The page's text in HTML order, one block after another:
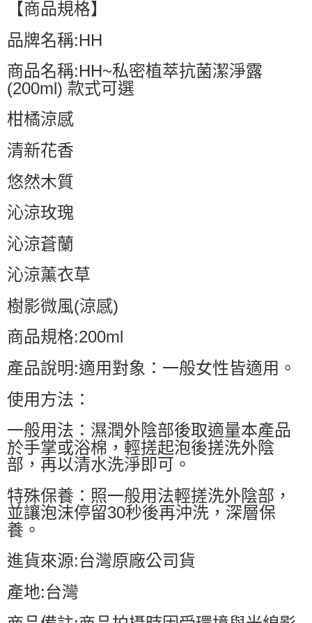
【商品規格】
品牌名稱:HH
商品名稱:HH~私密植萃抗菌潔淨露
(200ml) 款式可選
柑橘涼感
清新花香
悠然木質
沁涼玫瑰
沁涼蒼蘭
沁涼薰衣草
樹影微風(涼感)
商品規格:200ml
產品說明:適用對象：一般女性皆適用。
使用方法：
一般用法：濕潤外陰部後取適量本產品
於手掌或浴棉，輕搓起泡後搓洗外陰
部，再以清水洗淨即可。
特殊保養：照一般用法輕搓洗外陰部，
並讓泡沫停留30秒後再沖洗，深層保
養。
進貨來源:台灣原廠公司貨
產地:台灣